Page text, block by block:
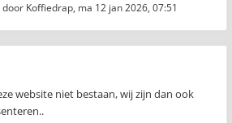
door Koffiedrap, ma 12 jan 2026, 07:51
website niet bestaan, wij zijn dan ook